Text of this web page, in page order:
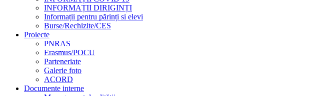
INFORMAȚII DIRIGINȚI
Informații pentru părinți si elevi
Burse/Rechizite/CES
Proiecte
PNRAS
Erasmus/POCU
Parteneriate
Galerie foto
ACORD
Documente interne